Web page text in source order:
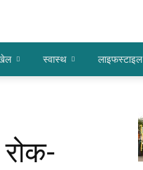
स्वास्थ लाइफस्टाइल